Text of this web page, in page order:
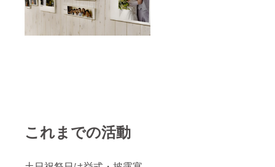
これまでの活動